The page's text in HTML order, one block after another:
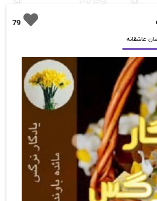
79
عاشقانه